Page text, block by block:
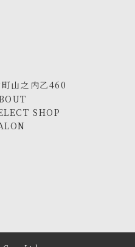
山之内乙460
SHOP